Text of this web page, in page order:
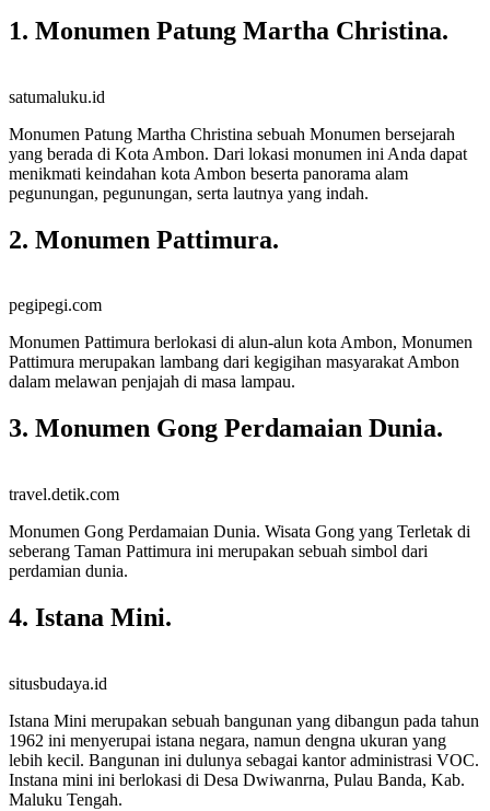
1. Monumen Patung Martha Christina.
satumaluku.id
Monumen Patung Martha Christina sebuah Monumen bersejarah
yang berada di Kota Ambon. Dari lokasi monumen ini Anda dapat
menikmati keindahan kota Ambon beserta panorama alam
pegunungan, pegunungan, serta lautnya yang indah.
2. Monumen Pattimura.
pegipegi.com
Monumen Pattimura berlokasi di alun-alun kota Ambon, Monumen
Pattimura merupakan lambang dari kegigihan masyarakat Ambon
dalam melawan penjajah di masa lampau.
3. Monumen Gong Perdamaian Dunia.
travel.detik.com
Monumen Gong Perdamaian Dunia. Wisata Gong yang Terletak di
seberang Taman Pattimura ini merupakan sebuah simbol dari
perdamian dunia.
4. Istana Mini.
situsbudaya.id
Istana Mini merupakan sebuah bangunan yang dibangun pada tahun
1962 ini menyerupai istana negara, namun dengna ukuran yang
lebih kecil. Bangunan ini dulunya sebagai kantor administrasi VOC.
Instana mini ini berlokasi di Desa Dwiwanrna, Pulau Banda, Kab.
Maluku Tengah.